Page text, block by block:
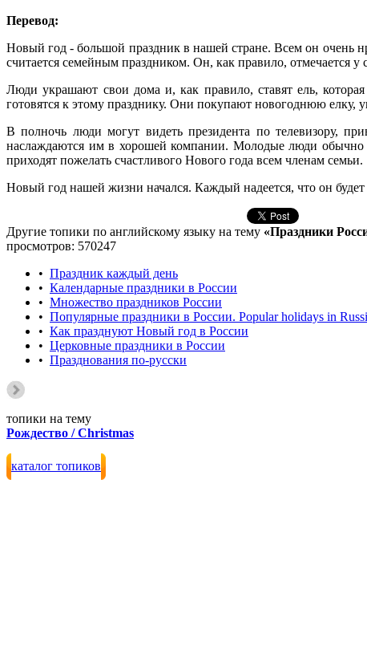
Перевод:
Новый год - большой праздник в нашей стране. Всем он очень
считается семейным праздником. Он, как правило, отмечается у
Люди украшают свои дома и, как правило, ставят ель,
готовятся к этому празднику. Они покупают новогоднюю
В полночь люди могут видеть президента по телевизору,
наслаждаются им в хорошей компании. Молодые люди
приходят пожелать счастливого Нового года всем членам семьи.
Новый год нашей жизни начался. Каждый надеется, что он будет
Другие топики по английскому языку на тему «Праздники
просмотров: 570247
• Праздник каждый день
• Календарные праздники в России
• Множество праздников России
• Популярные праздники в России. Popular holidays in
• Как празднуют Новый год в России
• Церковные праздники в России
• Празднования по-русски
топики на тему
Рождество / Christmas
каталог топиков